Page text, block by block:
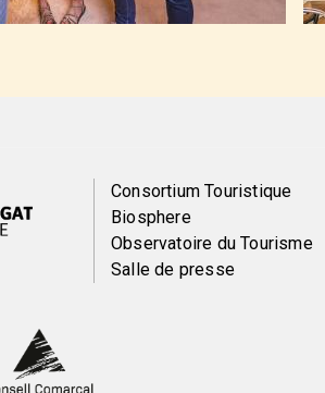
Menú
del
Consortium Touristique
Biosphere
Observatoire du Tourisme
Salle de presse